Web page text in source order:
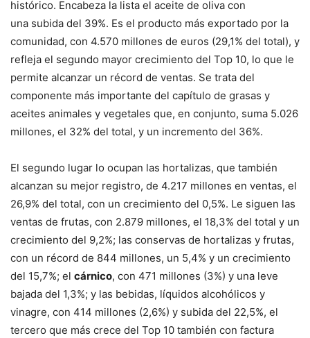
histórico. Encabeza la lista el aceite de oliva con
una subida del 39%. Es el producto más exportado por la
comunidad, con 4.570 millones de euros (29,1% del total), y
refleja el segundo mayor crecimiento del Top 10, lo que le
permite alcanzar un récord de ventas. Se trata del
componente más importante del capítulo de grasas y
aceites animales y vegetales que, en conjunto, suma 5.026
millones, el 32% del total, y un incremento del 36%.
El segundo lugar lo ocupan las hortalizas, que también
alcanzan su mejor registro, de 4.217 millones en ventas, el
26,9% del total, con un crecimiento del 0,5%. Le siguen las
ventas de frutas, con 2.879 millones, el 18,3% del total y un
crecimiento del 9,2%; las conservas de hortalizas y frutas,
con un récord de 844 millones, un 5,4% y un crecimiento
del 15,7%; el cárnico, con 471 millones (3%) y una leve
bajada del 1,3%; y las bebidas, líquidos alcohólicos y
vinagre, con 414 millones (2,6%) y subida del 22,5%, el
tercero que más crece del Top 10 también con factura